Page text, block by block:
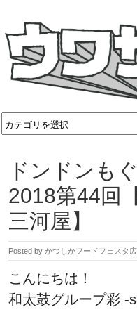
ドンドンも
2018第44回
三河屋】
Posted by かつしかフードフェスタ
こんにちは！
和太鼓グループ彩 -